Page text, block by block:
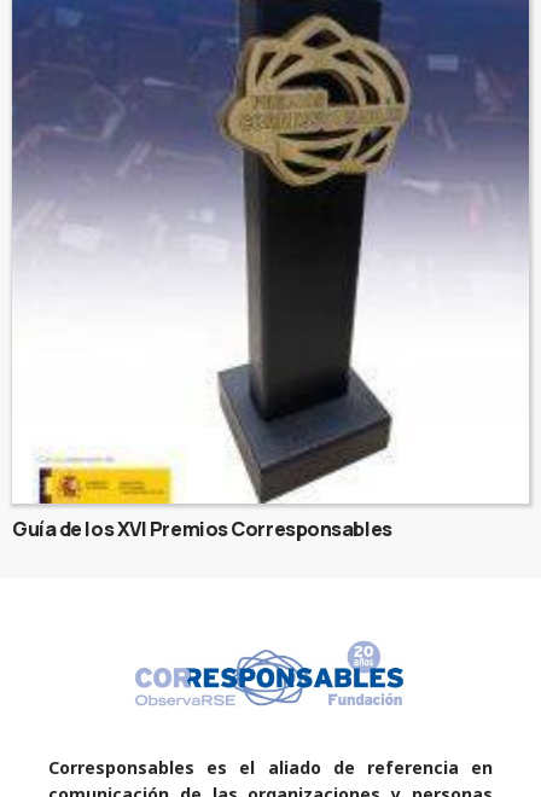
Guía de los XVI Premios Corresponsables
Corresponsables es el aliado de referencia en